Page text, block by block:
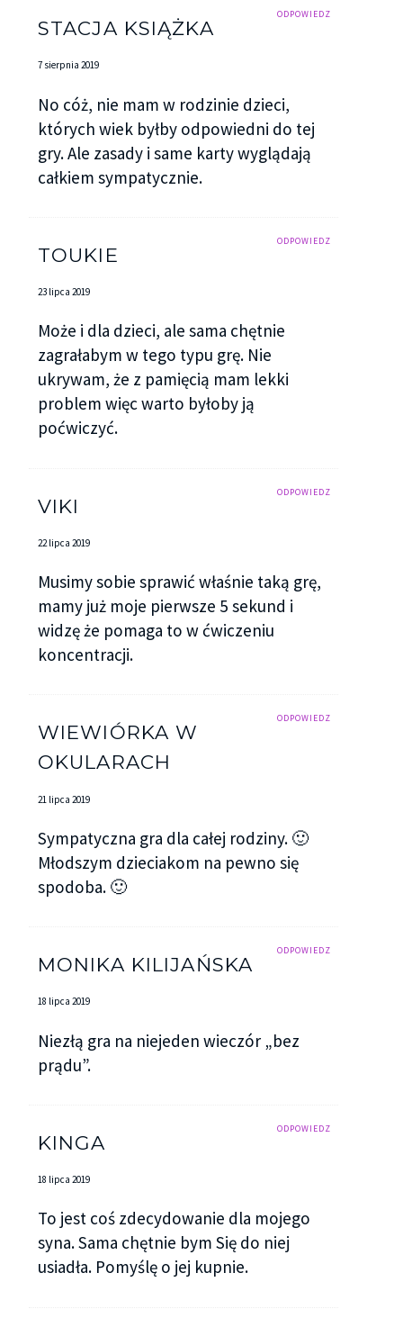
ODPOWIEDZ
STACJA KSIĄŻKA
7 sierpnia 2019
No cóż, nie mam w rodzinie dzieci,
których wiek byłby odpowiedni do tej
gry. Ale zasady i same karty wyglądają
całkiem sympatycznie.
ODPOWIEDZ
TOUKIE
23 lipca 2019
Może i dla dzieci, ale sama chętnie
zagrałabym w tego typu grę. Nie
ukrywam, że z pamięcią mam lekki
problem więc warto byłoby ją
poćwiczyć.
ODPOWIEDZ
VIKI
22 lipca 2019
Musimy sobie sprawić właśnie taką grę,
mamy już moje pierwsze 5 sekund i
widzę że pomaga to w ćwiczeniu
koncentracji.
ODPOWIEDZ
WIEWIÓRKA W
OKULARACH
21 lipca 2019
Sympatyczna gra dla całej rodziny. 🙂
Młodszym dzieciakom na pewno się
spodoba. 🙂
ODPOWIEDZ
MONIKA KILIJAŃSKA
18 lipca 2019
Niezłą gra na niejeden wieczór „bez
prądu”.
ODPOWIEDZ
KINGA
18 lipca 2019
To jest coś zdecydowanie dla mojego
syna. Sama chętnie bym Się do niej
usiadła. Pomyślę o jej kupnie.